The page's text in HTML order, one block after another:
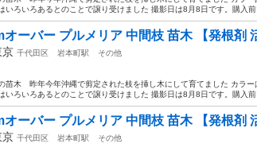
いろいろあるとのことで譲り受けました 撮影日は8月8日です。購入前
ーバー プルメリア 中間枝 苗木 【発根剤
京 千代田区 岩本町駅
その他
苗木 昨年今年沖縄で剪定された枝を挿し木にして育てました カラ
いろいろあるとのことで譲り受けました 撮影日は8月8日です。購入前
ーバー プルメリア 中間枝 苗木 【発根剤
京 千代田区 岩本町駅
その他